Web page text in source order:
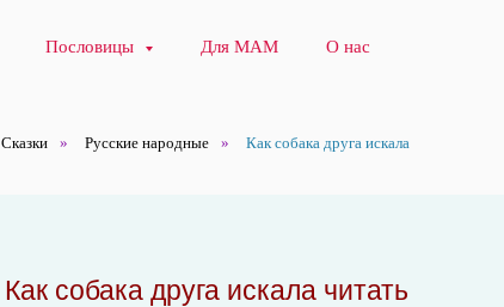
Пословицы Для МАМ О нас
Сказки » Русские народные » Как собака друга искала
Как собака друга искала читать